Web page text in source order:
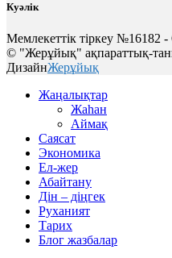
Куәлік
Мемлекеттік тіркеу №16182
© "Жерұйық" ақпараттық-
ДизайнЖерұйық
Жаңалықтар
Жаһан
Аймақ
Саясат
Экономика
Ел-жер
Абайтану
Дін – діңгек
Руханият
Тарих
Блог жазбалар